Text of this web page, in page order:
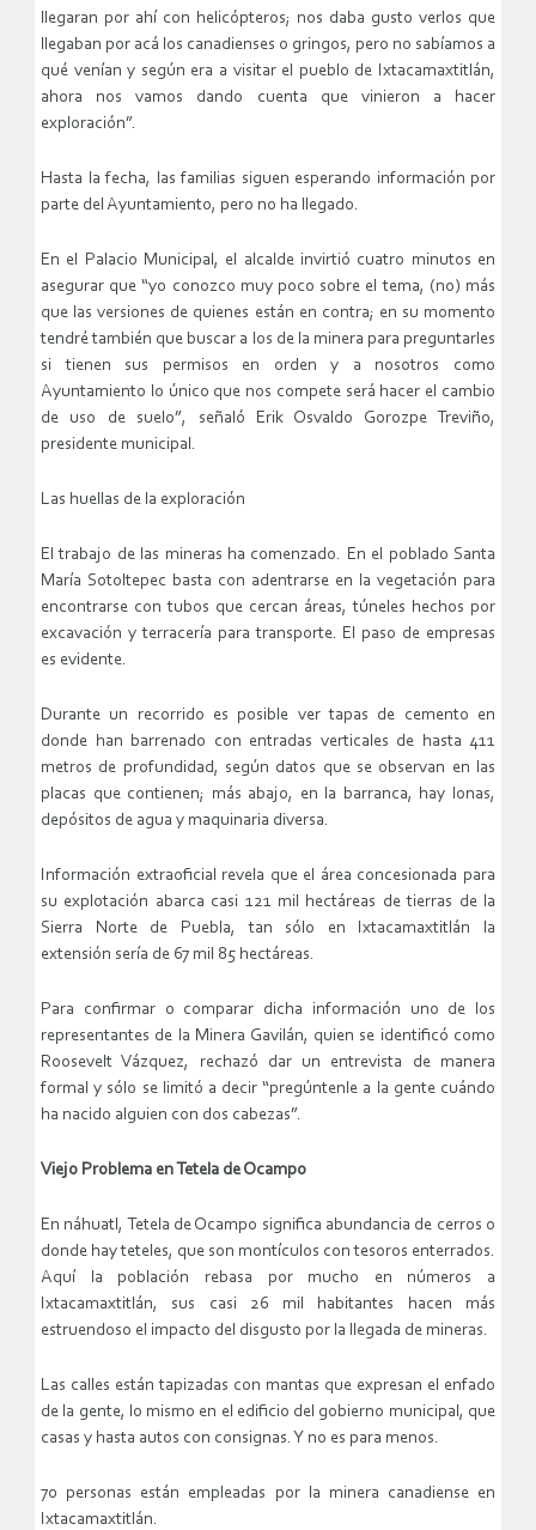
llegaran por ahí con helicópteros; nos daba gusto verlos que
llegaban por acá los canadienses o gringos, pero no sabíamos a
qué venían y según era a visitar el pueblo de Ixtacamaxtitlán,
ahora nos vamos dando cuenta que vinieron a hacer
exploración”.
Hasta la fecha, las familias siguen esperando información por
parte del Ayuntamiento, pero no ha llegado.
En el Palacio Municipal, el alcalde invirtió cuatro minutos en
asegurar que “yo conozco muy poco sobre el tema, (no) más
que las versiones de quienes están en contra; en su momento
tendré también que buscar a los de la minera para preguntarles
si tienen sus permisos en orden y a nosotros como
Ayuntamiento lo único que nos compete será hacer el cambio
de uso de suelo”, señaló Erik Osvaldo Gorozpe Treviño,
presidente municipal.
Las huellas de la exploración
El trabajo de las mineras ha comenzado. En el poblado Santa
María Sotoltepec basta con adentrarse en la vegetación para
encontrarse con tubos que cercan áreas, túneles hechos por
excavación y terracería para transporte. El paso de empresas
es evidente.
Durante un recorrido es posible ver tapas de cemento en
donde han barrenado con entradas verticales de hasta 411
metros de profundidad, según datos que se observan en las
placas que contienen; más abajo, en la barranca, hay lonas,
depósitos de agua y maquinaria diversa.
Información extraoficial revela que el área concesionada para
su explotación abarca casi 121 mil hectáreas de tierras de la
Sierra Norte de Puebla, tan sólo en Ixtacamaxtitlán la
extensión sería de 67 mil 85 hectáreas.
Para confirmar o comparar dicha información uno de los
representantes de la Minera Gavilán, quien se identificó como
Roosevelt Vázquez, rechazó dar un entrevista de manera
formal y sólo se limitó a decir “pregúntenle a la gente cuándo
ha nacido alguien con dos cabezas”.
Viejo Problema en Tetela de Ocampo
En náhuatl, Tetela de Ocampo significa abundancia de cerros o
donde hay teteles, que son montículos con tesoros enterrados.
Aquí la población rebasa por mucho en números a
Ixtacamaxtitlán, sus casi 26 mil habitantes hacen más
estruendoso el impacto del disgusto por la llegada de mineras.
Las calles están tapizadas con mantas que expresan el enfado
de la gente, lo mismo en el edificio del gobierno municipal, que
casas y hasta autos con consignas. Y no es para menos.
70 personas están empleadas por la minera canadiense en
Ixtacamaxtitlán.